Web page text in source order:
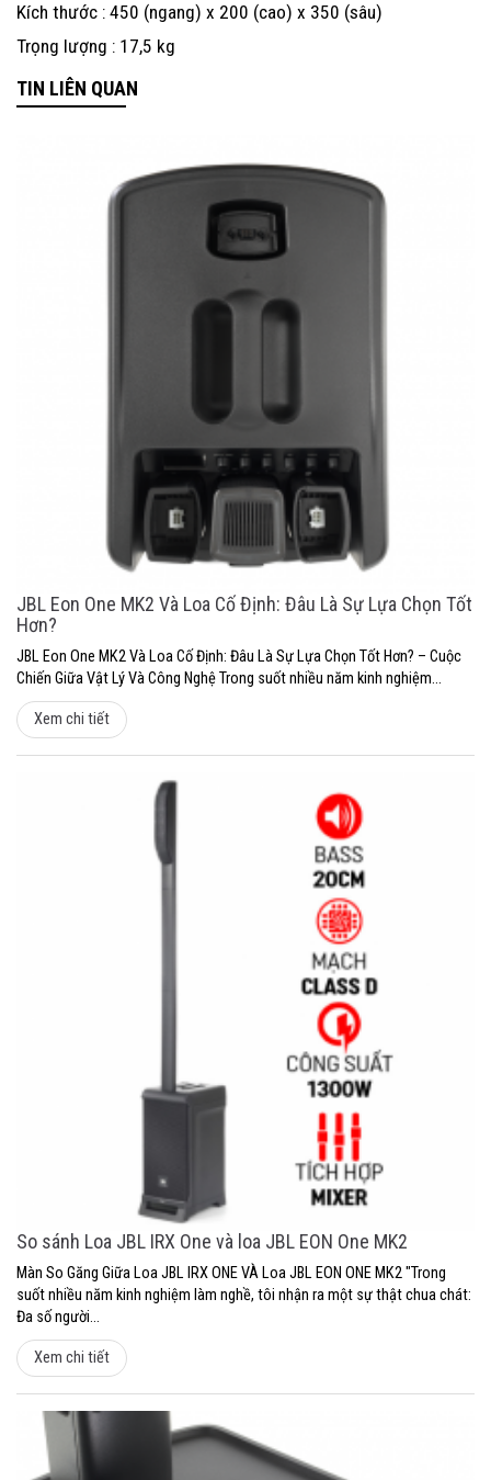
Kích thước : 450 (ngang) x 200 (cao) x 350 (sâu)
Trọng lượng : 17,5 kg
TIN LIÊN QUAN
JBL Eon One MK2 Và Loa Cố Định: Đâu Là Sự Lựa Chọn Tốt
Hơn?
JBL Eon One MK2 Và Loa Cố Định: Đâu Là Sự Lựa Chọn Tốt Hơn? – Cuộc
Chiến Giữa Vật Lý Và Công Nghệ Trong suốt nhiều năm kinh nghiệm...
Xem chi tiết
So sánh Loa JBL IRX One và loa JBL EON One MK2
Màn So Găng Giữa Loa JBL IRX ONE VÀ Loa JBL EON ONE MK2 "Trong
suốt nhiều năm kinh nghiệm làm nghề, tôi nhận ra một sự thật chua chát:
Đa số người...
Xem chi tiết